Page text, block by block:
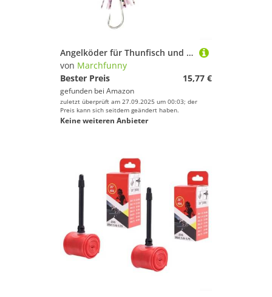
Angelköder für Thunfisch und Tintenfisch, mit Haken aus Karbonstahl und dynamischer Bewegungssimulation (C5)
von Marchfunny
Bester Preis
15,77 €
gefunden bei Amazon
zuletzt überprüft am 27.09.2025 um 00:03; der
Preis kann sich seitdem geändert haben.
Keine weiteren Anbieter